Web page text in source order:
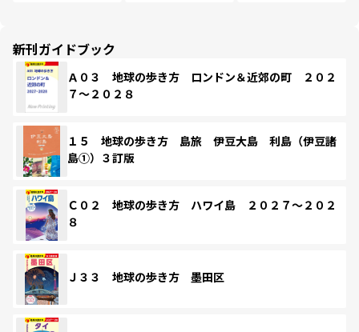
新刊ガイドブック
Ａ０３ 地球の歩き方 ロンドン＆近郊の町 ２０２
７～２０２８
１５ 地球の歩き方 島旅 伊豆大島 利島（伊豆諸
島①）３訂版
Ｃ０２ 地球の歩き方 ハワイ島 ２０２７～２０２
８
Ｊ３３ 地球の歩き方 墨田区